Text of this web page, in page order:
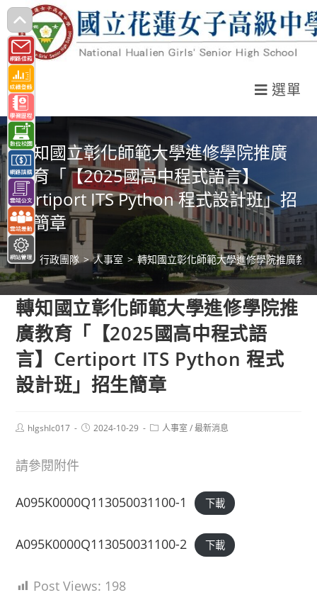
跳
轉
至
主
要
內
容
選單
轉知國立彰化師範大學進修學院推廣
教育「【2025國高中程式語言】
Certiport ITS Python 程式設計班」招
生簡章
> 行政團隊 > 人事室 > 轉知國立彰化師範大學進修學院推廣教
轉知國立彰化師範大學進修學院推
廣教育「【2025國高中程式語
言】Certiport ITS Python 程式
設計班」招生簡章
Posthlgshlc017
Post2024-10-29
Post人事室 / 最新消息
請參閱附件
A095K0000Q113050031100-1 下載
A095K0000Q113050031100-2 下載
Post Views: 198